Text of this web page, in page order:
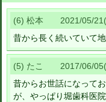
(6) 松本 2021/05/
昔から長く続いていて
(5) たこ 2017/06/
昔からお世話になって
が、やっぱり堀歯科医